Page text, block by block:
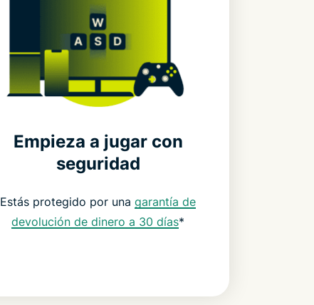
Empieza a jugar con
seguridad
Estás protegido por unagarantía de
devolución de dinero a 30 días*